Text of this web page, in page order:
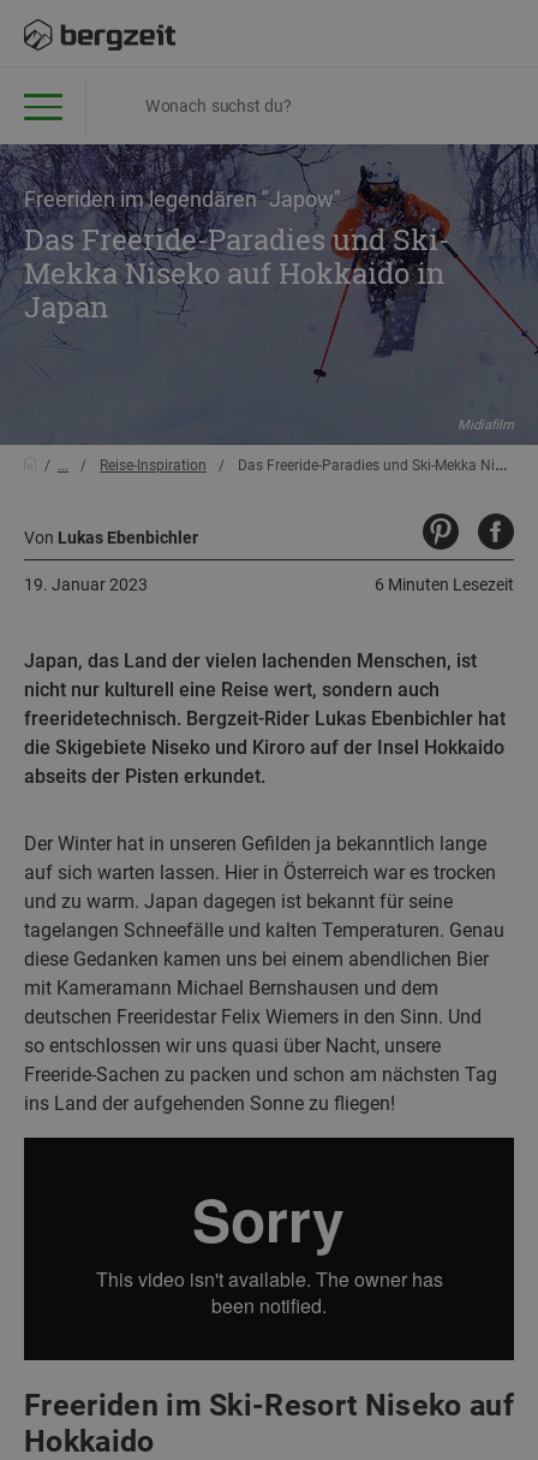
Freeriden im legendären "Japow"
Das Freeride-Paradies und Ski-
Mekka Niseko auf Hokkaido in
Japan
Midiafilm
... Reise-Inspiration Das Freeride-Paradies und Ski-Mekka Niseko auf Hokkaido in Japan
Von Lukas Ebenbichler
6 Minuten Lesezeit
19. Januar 2023
Japan, das Land der vielen lachenden Menschen, ist
nicht nur kulturell eine Reise wert, sondern auch
freeridetechnisch. Bergzeit-Rider Lukas Ebenbichler hat
die Skigebiete Niseko und Kiroro auf der Insel Hokkaido
abseits der Pisten erkundet.
Der Winter hat in unseren Gefilden ja bekanntlich lange
auf sich warten lassen. Hier in Österreich war es trocken
und zu warm. Japan dagegen ist bekannt für seine
tagelangen Schneefälle und kalten Temperaturen. Genau
diese Gedanken kamen uns bei einem abendlichen Bier
mit Kameramann Michael Bernshausen und dem
deutschen Freeridestar Felix Wiemers in den Sinn. Und
so entschlossen wir uns quasi über Nacht, unsere
Freeride-Sachen zu packen und schon am nächsten Tag
ins Land der aufgehenden Sonne zu fliegen!
Freeriden im Ski-Resort Niseko auf
Hokkaido